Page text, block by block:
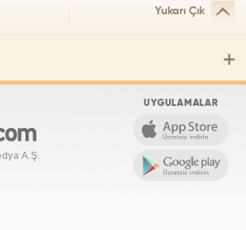
Yukarı Çık
A.Ş.
UYGULAMALAR